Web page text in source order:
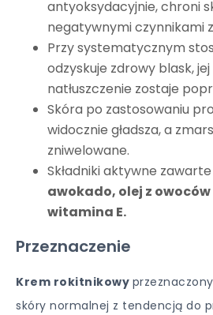
antyoksydacyjnie, chroni
negatywnymi czynnikami
Przy systematycznym
odzyskuje zdrowy blask,
natłuszczenie zostaje
Skóra po zastosowaniu
widocznie gładsza, a
zniwelowane.
Składniki aktywne
awokado, olej z
witamina E.
Przeznaczenie
Krem rokitnikowy
skóry normalnej z tendencją do